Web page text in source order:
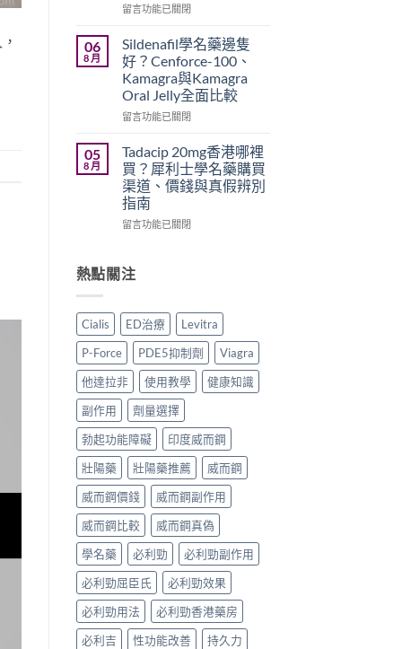
作
注
意
事
項
與
香
正
貨
購
買
指
南〉
錢
｜
Viagra
一
粒
多
少
廠
與
學
名
藥
比
較〉
在
效
威
而
鋼
與
必
勁
怎
麼
選？
2026
年
價
錢、
作
用
全
面
比
較
與
香
港
購
指
南〉
中
留言功能已關閉
06
8 月
Sildenafil學名藥邊隻
好？Cenforce-100、
Kamagra與Kamagra
Oral Jelly全面比較
在
學
名
藥
邊
隻
好？
Kamagra
與
Oral
Jelly
全
面
比
較〉
留言功能已關閉
05
8 月
Tadacip 20mg香港哪裡
買？犀利士學名藥購買
渠道、價錢與真假辨別
指南
在
香
港
裡
買？
犀
利
士
學
藥
購
買
道、
價
錢
與
真
辨
別
指
南〉
留言功能已關閉
熱點關注
Cialis ED治療
Levitra
P-Force
PDE5抑制劑
Viagra
他達拉非
使用教學
健康知識
副作用
劑量選擇
勃起功能障礙
印度威而鋼
壯陽藥
壯陽藥推薦
威而鋼
威而鋼價錢
威而鋼副作用
威而鋼比較
威而鋼真偽
學名藥
必利勁
必利勁副作用
必利勁屈臣氏
必利勁效果
必利勁用法
必利勁香港藥房
必利吉
性功能改善
持久力